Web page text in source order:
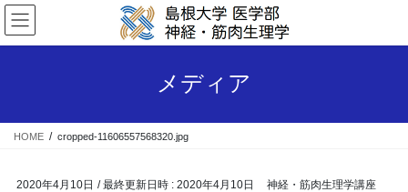
コ
ン
テ
ス
ナ
ビ
ゲ
ン
メディア
HOME cropped-11606557568320.jpg
2020年4月10日 / 最終更新日時 : 2020年4月10日 神経・筋肉生理学講座